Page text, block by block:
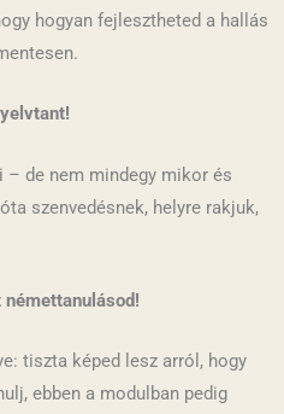
hogyan fejlesztheted a hallás
de nem mindegy mikor és
szenvedésnek, helyre rakjuk,
tiszta képed lesz arról, hogy
ebben a modulban pedig